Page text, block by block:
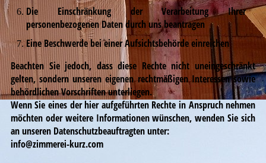
Die Einschränkung der Verarbeitung Ihrer
personenbezogenen Daten durch uns beantragen
Eine Beschwerde bei einer Aufsichtsbehörde einreichen
Beachten Sie jedoch, dass diese Rechte nicht uneingeschränkt
gelten, sondern unseren eigenen rechtmäßigen Interessen sowie
behördlichen Vorschriften unterliegen.
Wenn Sie eines der hier aufgeführten Rechte in Anspruch nehmen
möchten oder weitere Informationen wünschen, wenden Sie sich
an unseren Datenschutzbeauftragten unter:
info@zimmerei-kurz.com